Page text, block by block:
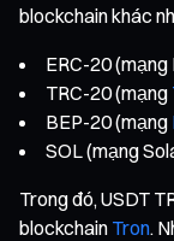
blockchain khác
ERC-20
TRC-20 (mạng
BEP-20 (mạng
SOL (mạng
Trong đó, USDT
blockchain Tron.